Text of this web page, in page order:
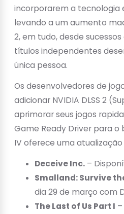
incorporarem a tecnologia
levando a um aumento
2, em tudo, desde
títulos independentes
única pessoa.
Os desenvolvedores de
adicionar NVIDIA DLSS 2
aprimorar seus jogos
Game Ready Driver para
IV oferece uma atualização
Deceive Inc. –
Smalland: Survive
dia 29 de março com
The Last of Us Part I